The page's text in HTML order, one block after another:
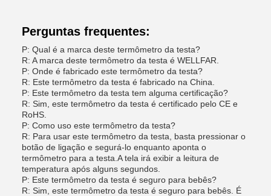
Perguntas frequentes:
P: Qual é a marca deste termômetro da testa?
R: A marca deste termômetro da testa é WELLFAR.
P: Onde é fabricado este termômetro da testa?
R: Este termômetro da testa é fabricado na China.
P: Este termômetro da testa tem alguma certificação?
R: Sim, este termômetro da testa é certificado pelo CE e
RoHS.
P: Como uso este termômetro da testa?
R: Para usar este termômetro da testa, basta pressionar o
botão de ligação e segurá-lo enquanto aponta o
termômetro para a testa.A tela irá exibir a leitura de
temperatura após alguns segundos.
P: Este termômetro da testa é seguro para bebês?
R: Sim, este termômetro da testa é seguro para bebês. É